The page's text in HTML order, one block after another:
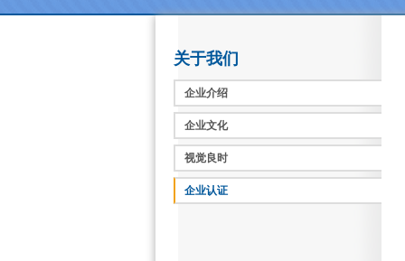
关于我们
企业介绍
企业文化
视觉良时
企业认证